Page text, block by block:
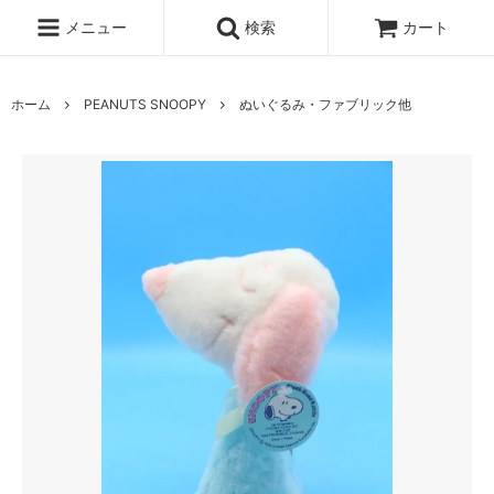
メニュー 検索 カート
ホーム PEANUTS SNOOPY ぬいぐるみ・ファブリック他